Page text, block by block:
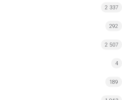
2 337
292
2 507
4
189